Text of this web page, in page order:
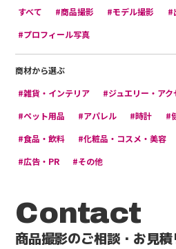
すべて
#商品撮影 #モデル撮影 #
#プロフィール写真
商材から選ぶ
#雑貨・インテリア
#ジュエリー・アク
#ペット用品
#アパレル #時計
#
#食品・飲料
#化粧品・コスメ・美容
#広告・PR
#その他
Contact
商品撮影のご相談・お見積